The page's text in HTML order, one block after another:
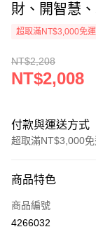
財、開智慧
超取滿NT$3,000免運
NT$2,208
NT$2,008
付款與運送方式
超取滿NT$3,000免
信用卡一次付款
超商取貨付款
商品特色
商品編號
4266032